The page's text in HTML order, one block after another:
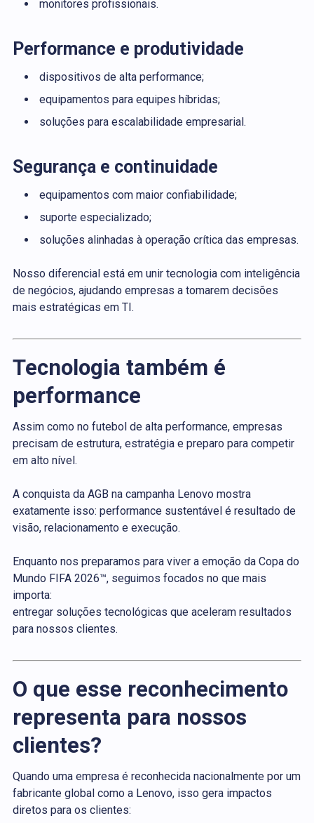
monitores profissionais.
Performance e produtividade
dispositivos de alta performance;
equipamentos para equipes híbridas;
soluções para escalabilidade empresarial.
Segurança e continuidade
equipamentos com maior confiabilidade;
suporte especializado;
soluções alinhadas à operação crítica das empresas.
Nosso diferencial está em unir tecnologia com inteligência
de negócios, ajudando empresas a tomarem decisões
mais estratégicas em TI.
Tecnologia também é
performance
Assim como no futebol de alta performance, empresas
precisam de estrutura, estratégia e preparo para competir
em alto nível.
A conquista da AGB na campanha Lenovo mostra
exatamente isso: performance sustentável é resultado de
visão, relacionamento e execução.
Enquanto nos preparamos para viver a emoção da Copa do
Mundo FIFA 2026™, seguimos focados no que mais
importa:
entregar soluções tecnológicas que aceleram resultados
para nossos clientes.
O que esse reconhecimento
representa para nossos
clientes?
Quando uma empresa é reconhecida nacionalmente por um
fabricante global como a Lenovo, isso gera impactos
diretos para os clientes: